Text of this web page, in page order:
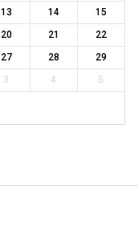
13 14
15
20 21
22
27 28
29
3 4 5